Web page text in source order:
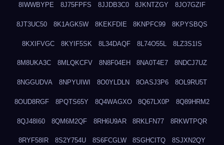
8IWWBYPE 8J75FPFS 8JJDB3C0 8JKNTZGY 8JO7GZIF
8JT3UC50 8K1AGK5W 8KEKFDIE 8KNPFC99 8KPYSBQS
8KXIFVGC 8KYIF5SK 8L34DAQF 8L74O55L 8LZ3S1IS
8M8UKA3C 8MLQKCFV 8N8F04EH 8NA0T4E7 8NDCJ7UZ
8NGGUDVA 8NPYUIWI 8O0YLDLN 8OASJ3P6 8OL9RU5T
8OUD8RGF 8PQTS65Y 8Q4WAGXO 8Q67LX0P 8Q89HRM2
8QJ48I60 8QM6M2QF 8RH6U9AR 8RKLFN77 8RKWTPQR
8RYF58IR 8S2Y754U 8S6FCGLW 8SGHCITQ 8SJXN2QY